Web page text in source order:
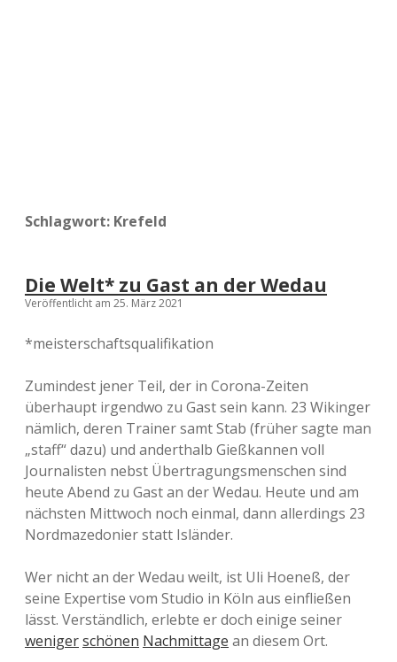
Schlagwort: Krefeld
Die Welt* zu Gast an der Wedau
Veröffentlicht am 25. März 2021
*meisterschaftsqualifikation
Zumindest jener Teil, der in Corona-Zeiten
überhaupt irgendwo zu Gast sein kann. 23 Wikinger
nämlich, deren Trainer samt Stab (früher sagte man
„staff“ dazu) und anderthalb Gießkannen voll
Journalisten nebst Übertragungsmenschen sind
heute Abend zu Gast an der Wedau. Heute und am
nächsten Mittwoch noch einmal, dann allerdings 23
Nordmazedonier statt Isländer.
Wer nicht an der Wedau weilt, ist Uli Hoeneß, der
seine Expertise vom Studio in Köln aus einfließen
lässt. Verständlich, erlebte er doch einige seiner
wenigerschönen Nachmittage an diesem Ort.